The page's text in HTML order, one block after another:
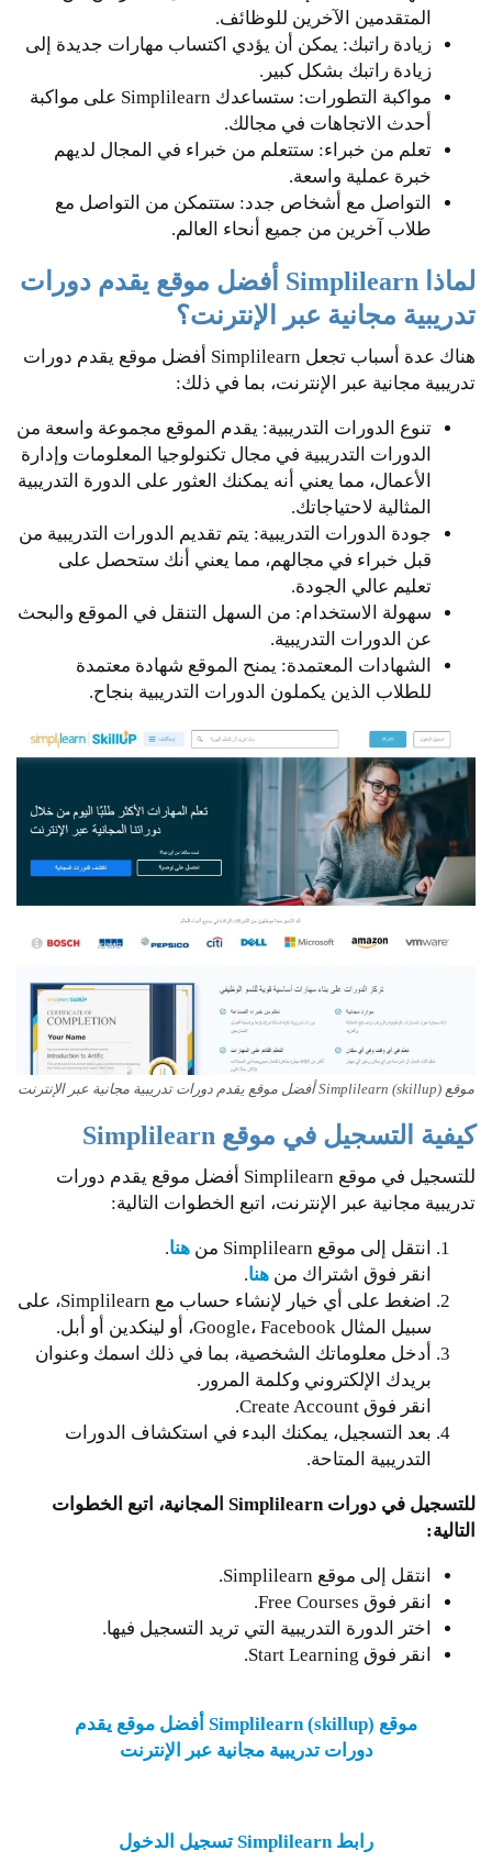
المتقدمين الآخرين للوظائف.
زيادة راتبك: يمكن أن يؤدي اكتساب مهارات جديدة إلى
زيادة راتبك بشكل كبير.
مواكبة التطورات: ستساعدك Simplilearn على مواكبة
أحدث الاتجاهات في مجالك.
تعلم من خبراء: ستتعلم من خبراء في المجال لديهم
خبرة عملية واسعة.
التواصل مع أشخاص جدد: ستتمكن من التواصل مع
طلاب آخرين من جميع أنحاء العالم.
لماذا Simplilearn أفضل موقع يقدم دورات
تدريبية مجانية عبر الإنترنت؟
هناك عدة أسباب تجعل Simplilearn أفضل موقع يقدم دورات
تدريبية مجانية عبر الإنترنت، بما في ذلك:
تنوع الدورات التدريبية: يقدم الموقع مجموعة واسعة من
الدورات التدريبية في مجال تكنولوجيا المعلومات وإدارة
الأعمال، مما يعني أنه يمكنك العثور على الدورة التدريبية
المثالية لاحتياجاتك.
جودة الدورات التدريبية: يتم تقديم الدورات التدريبية من
قبل خبراء في مجالهم، مما يعني أنك ستحصل على
تعليم عالي الجودة.
سهولة الاستخدام: من السهل التنقل في الموقع والبحث
عن الدورات التدريبية.
الشهادات المعتمدة: يمنح الموقع شهادة معتمدة
للطلاب الذين يكملون الدورات التدريبية بنجاح.
موقع Simplilearn (skillup) أفضل موقع يقدم دورات تدريبية مجانية عبر الإنترنت
كيفية التسجيل في موقع Simplilearn
للتسجيل في موقع Simplilearn أفضل موقع يقدم دورات
تدريبية مجانية عبر الإنترنت، اتبع الخطوات التالية:
انتقل إلى موقع Simplilearn من هنا.
انقر فوق اشتراك من هنا.
اضغط على أي خيار لإنشاء حساب مع Simplilearn، على
سبيل المثال Google، Facebook، أو لينكدين أو أبل.
أدخل معلوماتك الشخصية، بما في ذلك اسمك وعنوان
بريدك الإلكتروني وكلمة المرور.
انقر فوق Create Account.
بعد التسجيل، يمكنك البدء في استكشاف الدورات
التدريبية المتاحة.
للتسجيل في دورات Simplilearn المجانية، اتبع الخطوات
التالية:
انتقل إلى موقع Simplilearn.
انقر فوق Free Courses.
اختر الدورة التدريبية التي تريد التسجيل فيها.
انقر فوق Start Learning.
موقع Simplilearn (skillup) أفضل موقع يقدم
دورات تدريبية مجانية عبر الإنترنت
رابط Simplilearn تسجيل الدخول